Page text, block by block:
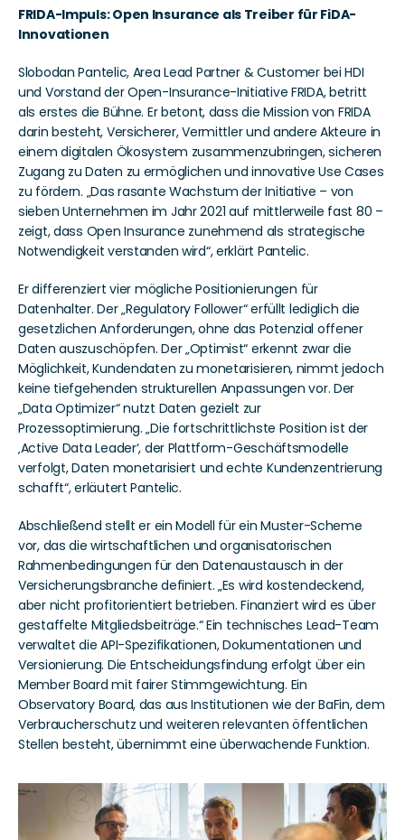
FRIDA-Impuls: Open Insurance als Treiber für FiDA-
Innovationen
Slobodan Pantelic, Area Lead Partner & Customer bei HDI
und Vorstand der Open-Insurance-Initiative FRIDA, betritt
als erstes die Bühne. Er betont, dass die Mission von FRIDA
darin besteht, Versicherer, Vermittler und andere Akteure in
einem digitalen Ökosystem zusammenzubringen, sicheren
Zugang zu Daten zu ermöglichen und innovative Use Cases
zu fördern. „Das rasante Wachstum der Initiative – von
sieben Unternehmen im Jahr 2021 auf mittlerweile fast 80 –
zeigt, dass Open Insurance zunehmend als strategische
Notwendigkeit verstanden wird“, erklärt Pantelic.
Er differenziert vier mögliche Positionierungen für
Datenhalter. Der „Regulatory Follower“ erfüllt lediglich die
gesetzlichen Anforderungen, ohne das Potenzial offener
Daten auszuschöpfen. Der „Optimist“ erkennt zwar die
Möglichkeit, Kundendaten zu monetarisieren, nimmt jedoch
keine tiefgehenden strukturellen Anpassungen vor. Der
„Data Optimizer“ nutzt Daten gezielt zur
Prozessoptimierung. „Die fortschrittlichste Position ist der
‚Active Data Leader‘, der Plattform-Geschäftsmodelle
verfolgt, Daten monetarisiert und echte Kundenzentrierung
schafft“, erläutert Pantelic.
Abschließend stellt er ein Modell für ein Muster-Scheme
vor, das die wirtschaftlichen und organisatorischen
Rahmenbedingungen für den Datenaustausch in der
Versicherungsbranche definiert. „Es wird kostendeckend,
aber nicht profitorientiert betrieben. Finanziert wird es über
gestaffelte Mitgliedsbeiträge.“ Ein technisches Lead-Team
verwaltet die API-Spezifikationen, Dokumentationen und
Versionierung. Die Entscheidungsfindung erfolgt über ein
Member Board mit fairer Stimmgewichtung. Ein
Observatory Board, das aus Institutionen wie der BaFin, dem
Verbraucherschutz und weiteren relevanten öffentlichen
Stellen besteht, übernimmt eine überwachende Funktion.